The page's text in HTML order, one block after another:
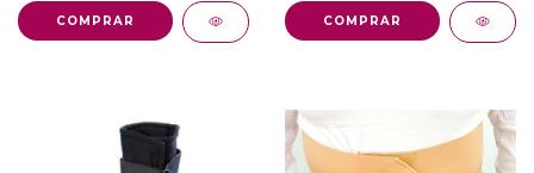
COMPRAR COMPRAR